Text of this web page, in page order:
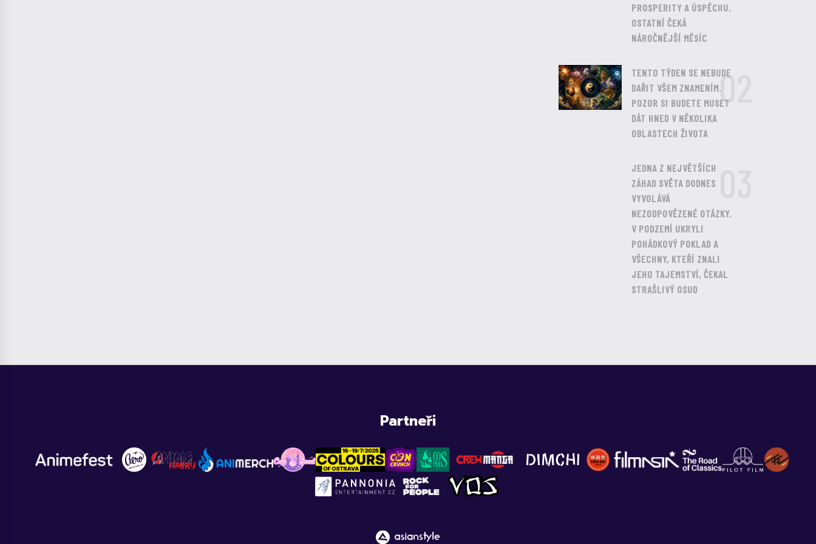
PROSPERITY A ÚSPĚCHU.
OSTATNÍ ČEKÁ
NÁROČNĚJŠÍ MĚSÍC
TENTO TÝDEN SE NEBUDE
DAŘIT VŠEM ZNAMENÍM.
POZOR SI BUDETE MUSET
DÁT HNED V NĚKOLIKA
OBLASTECH ŽIVOTA
02
JEDNA Z NEJVĚTŠÍCH
ZÁHAD SVĚTA DODNES
VYVOLÁVÁ
NEZODPOVĚZENÉ OTÁZKY.
V PODZEMÍ UKRYLI
POHÁDKOVÝ POKLAD A
VŠECHNY, KTEŘÍ ZNALI
JEHO TAJEMSTVÍ, ČEKAL
STRAŠLIVÝ OSUD
Partneři